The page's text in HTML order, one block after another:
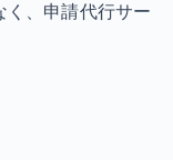
く、申請代行サー